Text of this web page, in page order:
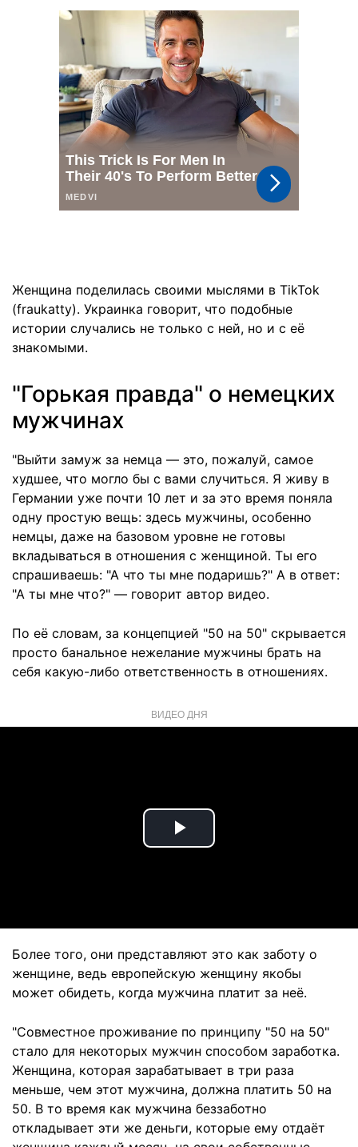
Женщина поделилась своими мыслями в TikTok
(fraukatty). Украинка говорит, что подобные
истории случались не только с ней, но и с её
знакомыми.
"Горькая правда" о немецких
мужчинах
"Выйти замуж за немца — это, пожалуй, самое
худшее, что могло бы с вами случиться. Я живу в
Германии уже почти 10 лет и за это время поняла
одну простую вещь: здесь мужчины, особенно
немцы, даже на базовом уровне не готовы
вкладываться в отношения с женщиной. Ты его
спрашиваешь: "А что ты мне подаришь?" А в ответ:
"А ты мне что?" — говорит автор видео.
По её словам, за концепцией "50 на 50" скрывается
просто банальное нежелание мужчины брать на
себя какую-либо ответственность в отношениях.
ВИДЕО ДНЯ
Play
Более того, они представляют это как заботу о
женщине, ведь европейскую женщину якобы
может обидеть, когда мужчина платит за неё.
"Совместное проживание по принципу "50 на 50"
стало для некоторых мужчин способом заработка.
Женщина, которая зарабатывает в три раза
меньше, чем этот мужчина, должна платить 50 на
50. В то время как мужчина беззаботно
откладывает эти же деньги, которые ему отдаёт